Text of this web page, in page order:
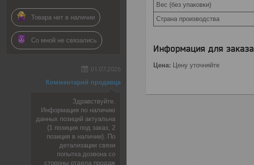
Товара нет в наличии
Со мной не связались
01.07.2026
Комментарий продавца
Здравствуйте.
Информация по наличию
данных позиций актуальна
(1 позиция под заказ, 2
позиция в наличии). По
детализации связи
попытка дозвона со
стороны отдела продаж
Вес (без упаковки)
Страна производства
Информация для заказа
Цена: Цену уточняйте